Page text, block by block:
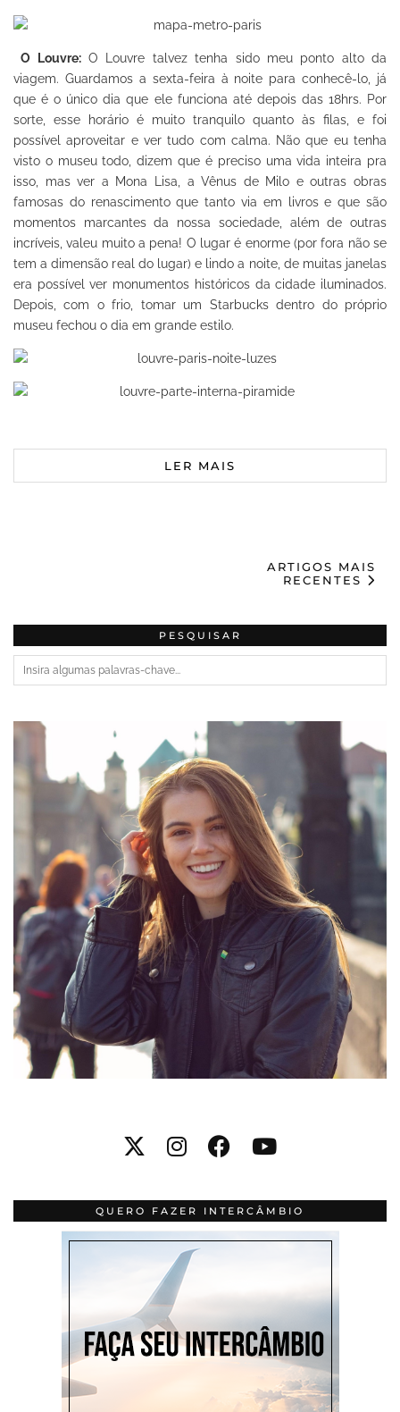
O Louvre:O Louvre talvez tenha sido meu ponto alto da
viagem. Guardamos a sexta-feira à noite para conhecê-lo, já
que é o único dia que ele funciona até depois das 18hrs. Por
sorte, esse horário é muito tranquilo quanto às filas, e foi
possível aproveitar e ver tudo com calma. Não que eu tenha
visto o museu todo, dizem que é preciso uma vida inteira pra
isso, mas ver a Mona Lisa, a Vênus de Milo e outras obras
famosas do renascimento que tanto via em livros e que são
momentos marcantes da nossa sociedade, além de outras
incríveis, valeu muito a pena! O lugar é enorme (por fora não se
tem a dimensão real do lugar) e lindo a noite, de muitas janelas
era possível ver monumentos históricos da cidade iluminados.
Depois, com o frio, tomar um Starbucks dentro do próprio
museu fechou o dia em grande estilo.
LER MAIS
ARTIGOS MAIS
RECENTES
PESQUISAR
QUERO FAZER INTERCÂMBIO